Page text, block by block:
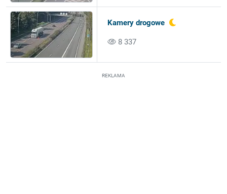
Kamery drogowe
8 337
REKLAMA